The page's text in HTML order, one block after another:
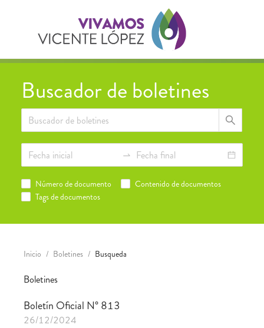
Buscador de boletines
Número de documento
Contenido de documentos
Tags de documentos
Inicio / Boletines / Busqueda
Boletines
Boletín Oficial N° 813
26/12/2024